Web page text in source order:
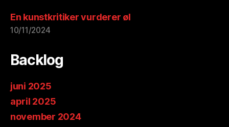
En kunstkritiker vurderer øl
10/11/2024
Backlog
juni 2025
april 2025
november 2024